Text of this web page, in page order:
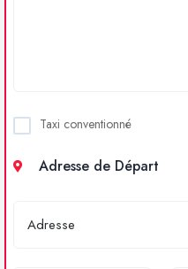
Taxi conventionné
Adresse de Départ